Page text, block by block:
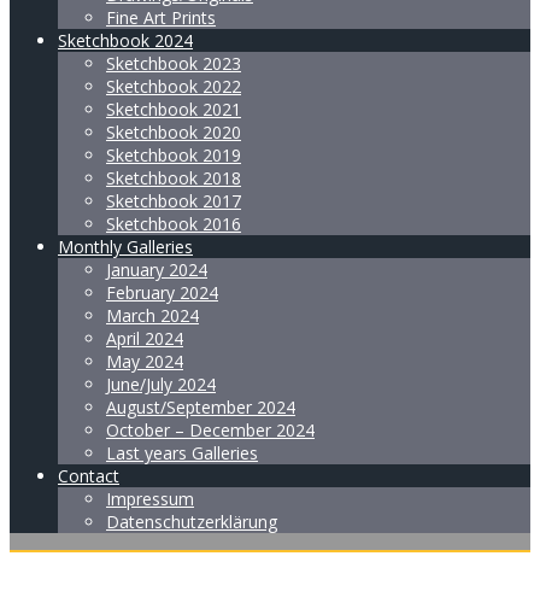
Fine Art Prints
Sketchbook 2024
Sketchbook 2023
Sketchbook 2022
Sketchbook 2021
Sketchbook 2020
Sketchbook 2019
Sketchbook 2018
Sketchbook 2017
Sketchbook 2016
Monthly Galleries
January 2024
February 2024
March 2024
April 2024
May 2024
June/July 2024
August/September 2024
October – December 2024
Last years Galleries
Contact
Impressum
Datenschutzerklärung